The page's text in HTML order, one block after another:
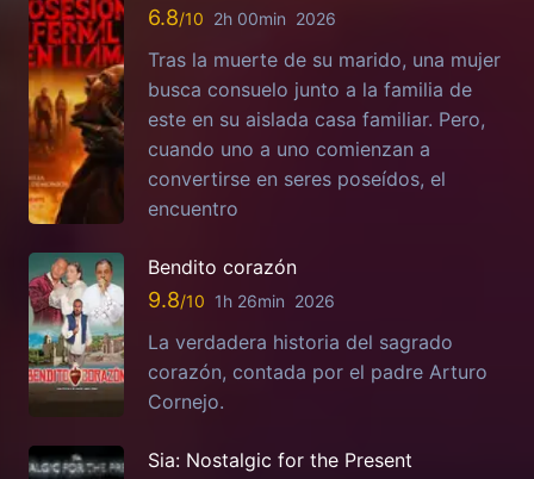
6.8 2h 00min 2026
Tras la muerte de su marido, una mujer
busca consuelo junto a la familia de
este en su aislada casa familiar. Pero,
cuando uno a uno comienzan a
convertirse en seres poseídos, el
encuentro
Bendito corazón
9.8 1h 26min 2026
La verdadera historia del sagrado
corazón, contada por el padre Arturo
Cornejo.
Sia: Nostalgic for the Present